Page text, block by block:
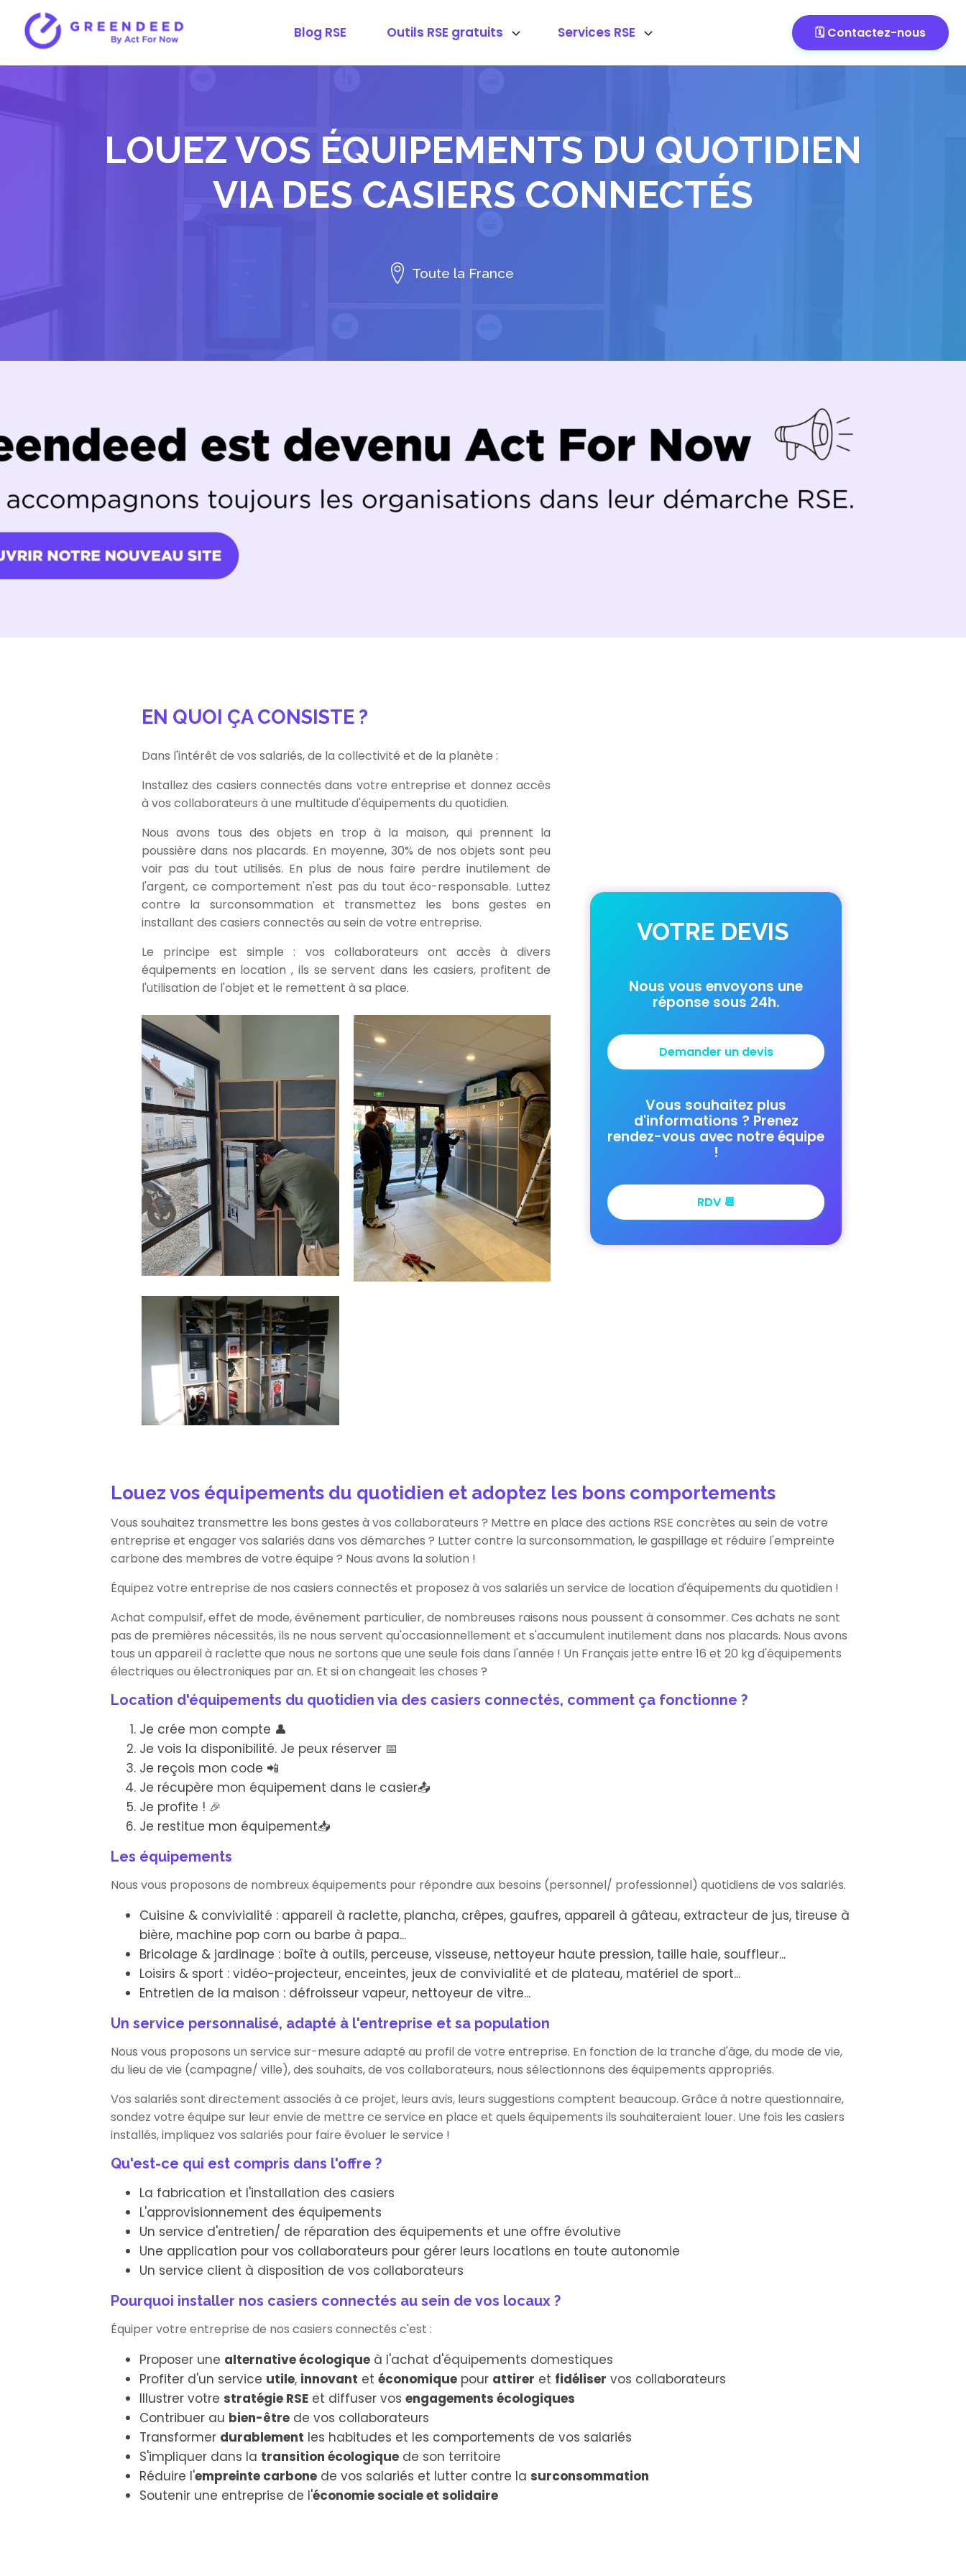
Blog RSE Outils RSE gratuits Services RSE 🗓️ Contactez-nous
LOUEZ VOS ÉQUIPEMENTS DU QUOTIDIEN
VIA DES CASIERS CONNECTÉS
Toute la France
EN QUOI ÇA CONSISTE ?
Dans l'intérêt de vos salariés, de la collectivité et de la planète :
Installez des casiers connectés dans votre entreprise et donnez accès
à vos collaborateurs à une multitude d'équipements du quotidien.
Nous avons tous des objets en trop à la maison, qui prennent la
poussière dans nos placards. En moyenne, 30% de nos objets sont peu
voir pas du tout utilisés. En plus de nous faire perdre inutilement de
l'argent, ce comportement n'est pas du tout éco-responsable. Luttez
contre la surconsommation et transmettez les bons gestes en
installant des casiers connectés au sein de votre entreprise.
Le principe est simple : vos collaborateurs ont accès à divers
équipements en location , ils se servent dans les casiers, profitent de
l'utilisation de l'objet et le remettent à sa place.
VOTRE DEVIS
Nous vous envoyons une
réponse sous 24h.
Demander un devis
Vous souhaitez plus
d'informations ? Prenez
rendez-vous avec notre équipe
!
RDV 📆
Louez vos équipements du quotidien et adoptez les bons comportements
Vous souhaitez transmettre les bons gestes à vos collaborateurs ? Mettre en place des actions RSE concrètes au sein de votre
entreprise et engager vos salariés dans vos démarches ? Lutter contre la surconsommation, le gaspillage et réduire l'empreinte
carbone des membres de votre équipe ? Nous avons la solution !
Équipez votre entreprise de nos casiers connectés et proposez à vos salariés un service de location d'équipements du quotidien !
Achat compulsif, effet de mode, événement particulier, de nombreuses raisons nous poussent à consommer. Ces achats ne sont
pas de premières nécessités, ils ne nous servent qu'occasionnellement et s'accumulent inutilement dans nos placards. Nous avons
tous un appareil à raclette que nous ne sortons que une seule fois dans l'année ! Un Français jette entre 16 et 20 kg d'équipements
électriques ou électroniques par an. Et si on changeait les choses ?
Location d'équipements du quotidien via des casiers connectés, comment ça fonctionne ?
Je crée mon compte 👤
Je vois la disponibilité. Je peux réserver 📅
Je reçois mon code 📲
Je récupère mon équipement dans le casier📤
Je profite ! 🎉
Je restitue mon équipement📥
Les équipements
Nous vous proposons de nombreux équipements pour répondre aux besoins (personnel/ professionnel) quotidiens de vos salariés.
Cuisine & convivialité : appareil à raclette, plancha, crêpes, gaufres, appareil à gâteau, extracteur de jus, tireuse à
bière, machine pop corn ou barbe à papa...
Bricolage & jardinage : boîte à outils, perceuse, visseuse, nettoyeur haute pression, taille haie, souffleur...
Loisirs & sport : vidéo-projecteur, enceintes, jeux de convivialité et de plateau, matériel de sport...
Entretien de la maison : défroisseur vapeur, nettoyeur de vitre...
Un service personnalisé, adapté à l'entreprise et sa population
Nous vous proposons un service sur-mesure adapté au profil de votre entreprise. En fonction de la tranche d'âge, du mode de vie,
du lieu de vie (campagne/ ville), des souhaits, de vos collaborateurs, nous sélectionnons des équipements appropriés.
Vos salariés sont directement associés à ce projet, leurs avis, leurs suggestions comptent beaucoup. Grâce à notre questionnaire,
sondez votre équipe sur leur envie de mettre ce service en place et quels équipements ils souhaiteraient louer. Une fois les casiers
installés, impliquez vos salariés pour faire évoluer le service !
Qu'est-ce qui est compris dans l'offre ?
La fabrication et l'installation des casiers
L'approvisionnement des équipements
Un service d'entretien/ de réparation des équipements et une offre évolutive
Une application pour vos collaborateurs pour gérer leurs locations en toute autonomie
Un service client à disposition de vos collaborateurs
Pourquoi installer nos casiers connectés au sein de vos locaux ?
Équiper votre entreprise de nos casiers connectés c'est :
Proposer une alternative écologiqueà l'achat d'équipements domestiques
Profiter d'un service utile, innovant et économiquepour attirer et fidéliser vos collaborateurs
Illustrer votre stratégie RSEet diffuser vos engagements écologiques
Contribuer au bien-êtrede vos collaborateurs
Transformer durablement les habitudes et les comportements de vos salariés
S'impliquer dans la transition écologiquede son territoire
Réduire l'empreinte carbonede vos salariés et lutter contre la surconsommation
Soutenir une entreprise de l'économie sociale et solidaire